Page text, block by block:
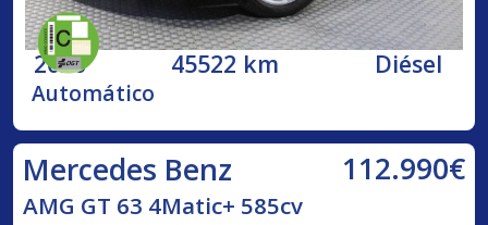
2020 45522 km Diésel
Automático
Mercedes Benz 112.990€
AMG GT 63 4Matic+ 585cv